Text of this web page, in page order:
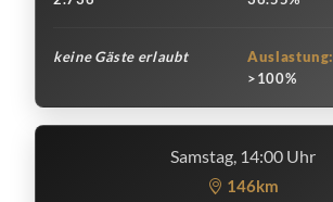
keine Gäste erlaubt
Auslastung:
>100%
Samstag, 14:00 Uhr
146km